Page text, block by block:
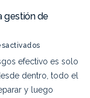
gestión de
efectivo es solo
dentro, todo el
y luego